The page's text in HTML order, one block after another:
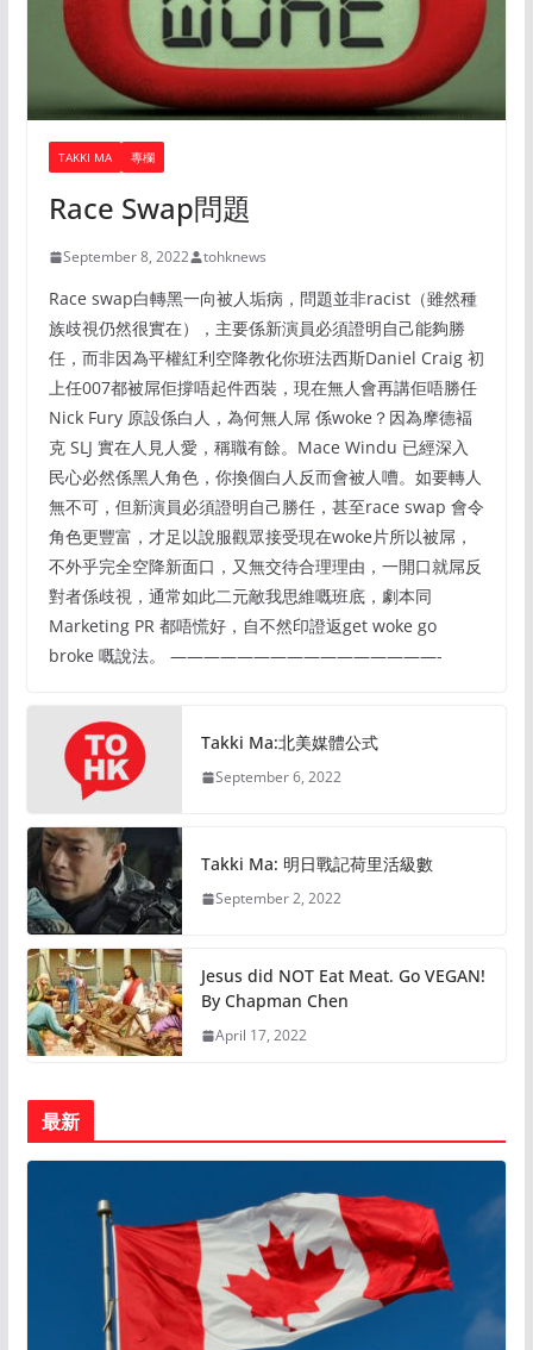
TAKKI MA 專欄
Race Swap問題
September 8, 2022 tohknews
Race swap白轉黑一向被人垢病，問題並非racist（雖然種
族歧視仍然很實在），主要係新演員必須證明自己能夠勝
任，而非因為平權紅利空降教化你班法西斯Daniel Craig 初
上任007都被屌佢撐唔起件西裝，現在無人會再講佢唔勝任
Nick Fury 原設係白人，為何無人屌 係woke？因為摩德褔
克 SLJ 實在人見人愛，稱職有餘。Mace Windu 已經深入
民心必然係黑人角色，你換個白人反而會被人嘈。如要轉人
無不可，但新演員必須證明自己勝任，甚至race swap 會令
角色更豐富，才足以說服觀眾接受現在woke片所以被屌，
不外乎完全空降新面口，又無交待合理理由，一開口就屌反
對者係歧視，通常如此二元敵我思維嘅班底，劇本同
Marketing PR 都唔慌好，自不然印證返get woke go
broke 嘅說法。 ————————————————-
Takki Ma:北美媒體公式
September 6, 2022
Takki Ma: 明日戰記荷里活級數
September 2, 2022
Jesus did NOT Eat Meat. Go VEGAN!
By Chapman Chen
April 17, 2022
最新